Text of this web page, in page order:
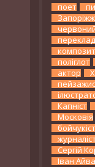
поет
поліглот
актор
Капніст
Московія
бойчукіст
Сергій
Іван